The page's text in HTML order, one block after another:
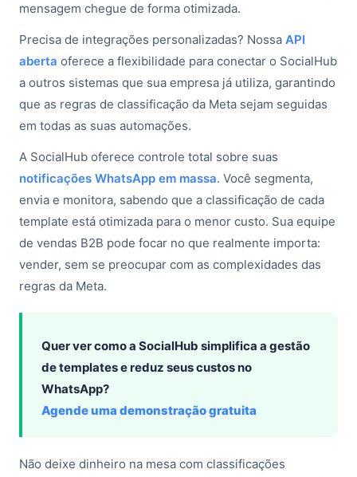
mensagem chegue de forma otimizada.
Precisa de integrações personalizadas? Nossa API
aberta oferece a flexibilidade para conectar o SocialHub
a outros sistemas que sua empresa já utiliza, garantindo
que as regras de classificação da Meta sejam seguidas
em todas as suas automações.
A SocialHub oferece controle total sobre suas
notificações WhatsApp em massa. Você segmenta,
envia e monitora, sabendo que a classificação de cada
template está otimizada para o menor custo. Sua equipe
de vendas B2B pode focar no que realmente importa:
vender, sem se preocupar com as complexidades das
regras da Meta.
Quer ver como a SocialHub simplifica a gestão
de templates e reduz seus custos no
WhatsApp?
Agende uma demonstração gratuita
Não deixe dinheiro na mesa com classificações